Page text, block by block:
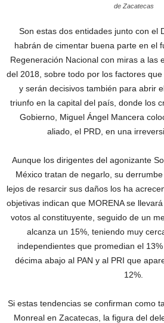
de Zacatecas
Son estas dos entidades junto con el
habrán de cimentar buena parte en el
Regeneración Nacional con miras a las
del 2018, sobre todo por los factores
y serán decisivos también para abrir
triunfo en la capital del país, donde los
Gobierno, Miguel Ángel Mancera
aliado, el PRD, en una
Aunque los dirigentes del agonizante
México tratan de negarlo, su
lejos de resarcir sus daños los ha
objetivas indican que MORENA se
votos al constituyente, seguido de un
alcanza un 15%, teniendo muy
independientes que promedian el
décima abajo al PAN y al PRI que
12%.
Si estas tendencias se confirman como
Monreal en Zacatecas, la figura del